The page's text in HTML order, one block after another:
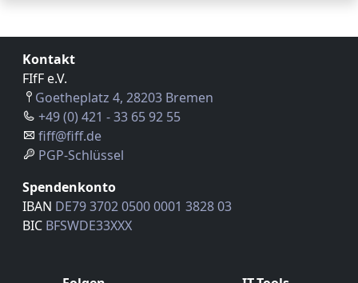
Kontakt
FIfF e.V.
Goetheplatz 4, 28203 Bremen
+49 (0) 421 - 33 65 92 55
fiff@fiff.de
PGP-Schlüssel
Spendenkonto
IBAN DE79 3702 0500 0001 3828 03
BIC BFSWDE33XXX